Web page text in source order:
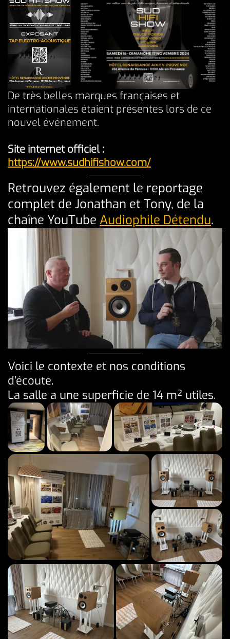
De très belles marques françaises et
internationales étaient présentes lors de ce
nouvel événement.
Site internet officiel :
https://www.sudhifishow.com/
Retrouvez également le reportage
complet de Jonathan et Tony, de la
chaîne YouTube Audiophile Détendu.
Voici le contexte et nos conditions
d’écoute.
La salle a une superficie de 14 m² utiles.